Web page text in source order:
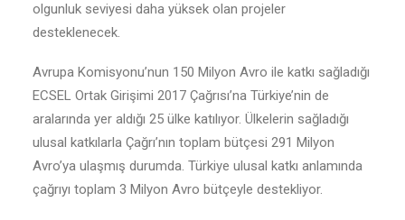
olgunluk seviyesi daha yüksek olan projeler
desteklenecek.
Avrupa Komisyonu’nun 150 Milyon Avro ile katkı sağladığı
ECSEL Ortak Girişimi 2017 Çağrısı’na Türkiye’nin de
aralarında yer aldığı 25 ülke katılıyor. Ülkelerin sağladığı
ulusal katkılarla Çağrı’nın toplam bütçesi 291 Milyon
Avro’ya ulaşmış durumda. Türkiye ulusal katkı anlamında
çağrıyı toplam 3 Milyon Avro bütçeyle destekliyor.